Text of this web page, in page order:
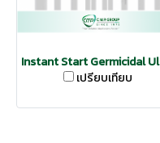
Instant Start Germicidal
เปรียบเทียบ